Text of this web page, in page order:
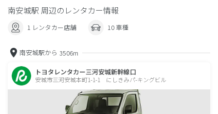
南安城駅 周辺のレンタカー情報
1 レンタカー店舗 10 車種
南安城駅から 3506m
トヨタレンタカー三河安城新幹線口
安城市三河安城本町1-1-1 にしきみパ-キングビル